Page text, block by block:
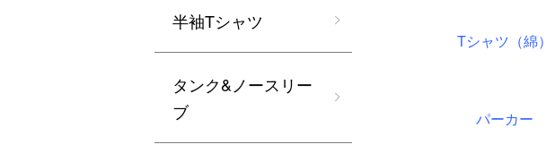
Tシャツ（綿）
パーカー
半袖Tシャツ
タンク&ノースリー
ブ